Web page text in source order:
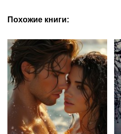
Похожие книги: